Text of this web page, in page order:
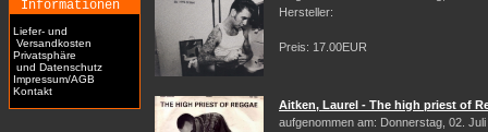
Informationen
Liefer- und
Versandkosten
Privatsphäre
und Datenschutz
Impressum/AGB
Kontakt
Hersteller:
Preis: 17.00EUR
Aitken, Laurel - The high priest of
aufgenommen am: Donnerstag, 02. Juli